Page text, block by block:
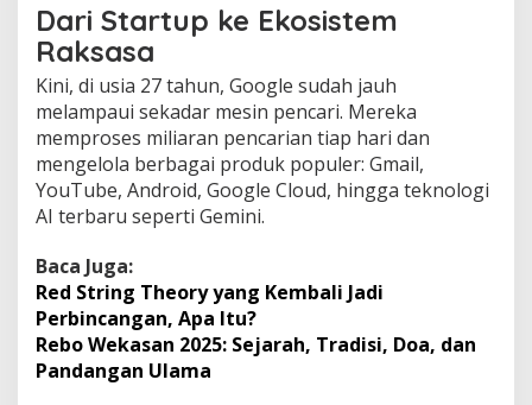
Dari Startup ke Ekosistem
Raksasa
Kini, di usia 27 tahun, Google sudah jauh
melampaui sekadar mesin pencari. Mereka
memproses miliaran pencarian tiap hari dan
mengelola berbagai produk populer: Gmail,
YouTube, Android, Google Cloud, hingga teknologi
AI terbaru seperti Gemini.
Baca Juga:
Red String Theory yang Kembali Jadi
Perbincangan, Apa Itu?
Rebo Wekasan 2025: Sejarah, Tradisi, Doa, dan
Pandangan Ulama